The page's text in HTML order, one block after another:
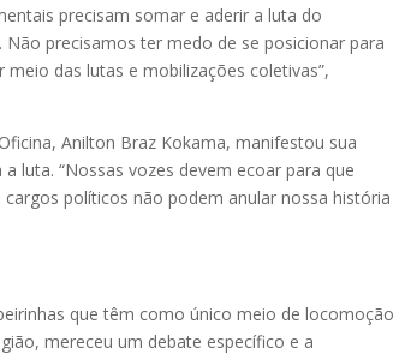
precisam somar e aderir a luta do
precisamos ter medo de se posicionar para
das lutas e mobilizações coletivas”,
Anilton Braz Kokama, manifestou sua
luta. “Nossas vozes devem ecoar para que
políticos não podem anular nossa história
que têm como único meio de locomoção
mereceu um debate específico e a